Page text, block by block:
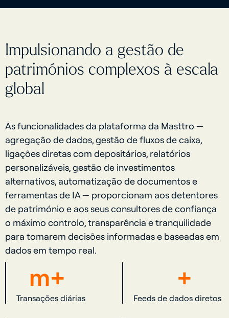
Impulsionando a gestão de
patrimónios complexos à escala
global
As funcionalidades da plataforma da Masttro —
agregação de dados, gestão de fluxos de caixa,
ligações diretas com depositários, relatórios
personalizáveis, gestão de investimentos
alternativos, automatização de documentos e
ferramentas de IA — proporcionam aos detentores
de património e aos seus consultores de confiança
o máximo controlo, transparência e tranquilidade
para tomarem decisões informadas e baseadas em
dados em tempo real.
m+
Transações diárias
+
Feeds de dados diretos